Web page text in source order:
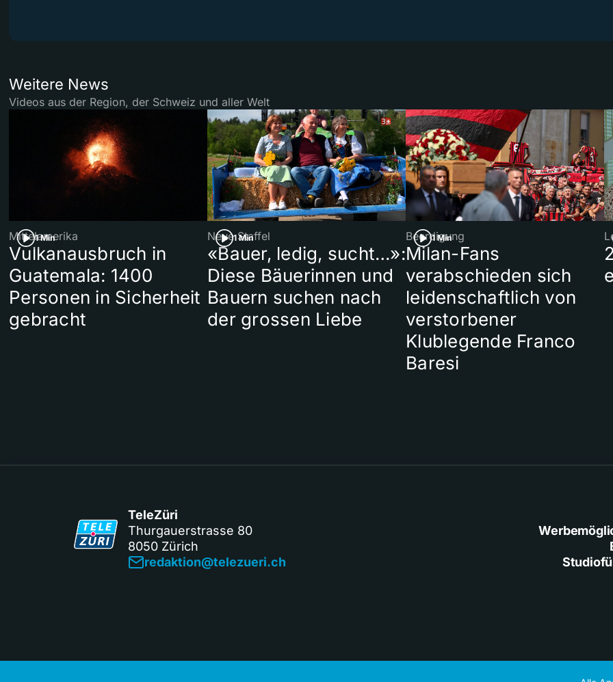
Weitere News
Videos aus der Region, der Schweiz und aller Welt
1 Min
Mittelamerika
Vulkanausbruch in
Guatemala: 1400
Personen in Sicherheit
gebracht
1 Min
Neue Staffel
«Bauer, ledig, sucht…»:
Diese Bäuerinnen und
Bauern suchen nach
der grossen Liebe
1 Min
Beerdigung
Milan-Fans
verabschieden sich
leidenschaftlich von
verstorbener
Klublegende Franco
Baresi
TeleZüri
Thurgauerstrasse 80
8050 Zürich
redaktion@telezueri.ch